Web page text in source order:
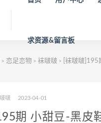
求资源&留言板
> 恋足恋物 > 袜啵啵 > [袜啵啵]195
啵 2023-04-01
期 小甜豆-黑皮